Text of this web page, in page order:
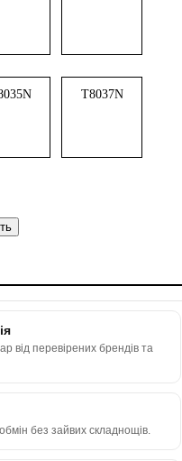
від перевірених брендів та
без зайвих складнощів.
T8037N